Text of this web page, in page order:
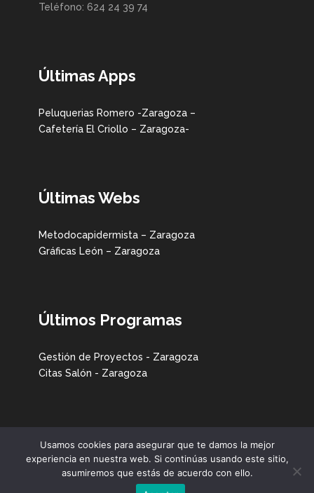
Teléfono: 624 24 39 74
Últimas Apps
Peluquerias Romero -Zaragoza –
Cafetería El Criollo – Zaragoza-
Últimas Webs
Metodocapidermista – Zaragoza
Gráficas León – Zaragoza
Últimos Programas
Gestión de Proyectos - Zaragoza
Citas Salón - Zaragoza
Evoluziona
- original soft -
Usamos cookies para asegurar que te damos la mejor
experiencia en nuestra web. Si continúas usando este sitio,
asumiremos que estás de acuerdo con ello.
Contacto